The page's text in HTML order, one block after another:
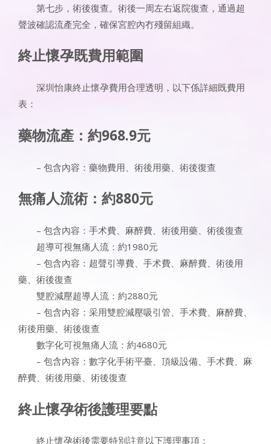
第七步，術後復查。術後一周左右返院復查，通過超
聲波確認流產完全，確保宮腔內冇殘留組織。
終止懷孕既費用範圍
深圳怡康終止懷孕費用合理透明，以下係詳細既費用
表：
藥物流產：約968.9元
– 包含內容：藥物費用、術後用藥、術後復查
無痛人流術：約880元
– 包含內容：手术費、麻醉費、術後用藥、術後復查
超導可視無痛人流：約1980元
– 包含內容：超聲引導費、手术費、麻醉費、術後用
藥、術後復查
雙腔減壓超導人流：約2880元
– 包含內容：采用雙腔減壓吸引管、手术費、麻醉費、
術後用藥、術後復查
數字化可視無痛人流：約4680元
– 包含內容：數字化手術平臺、頂級設備、手术費、麻
醉費、術後用藥、術後復查
終止懷孕術後護理要點
終止懷孕術後需要特別註意以下護理事項：